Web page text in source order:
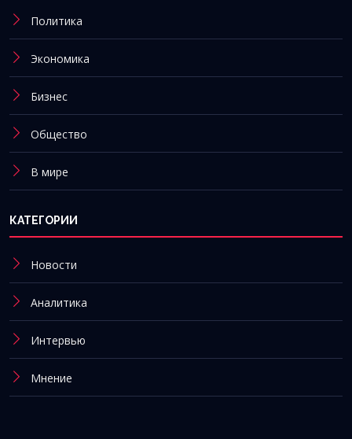
Политика
Экономика
Бизнес
Общество
В мире
КАТЕГОРИИ
Новости
Аналитика
Интервью
Мнение